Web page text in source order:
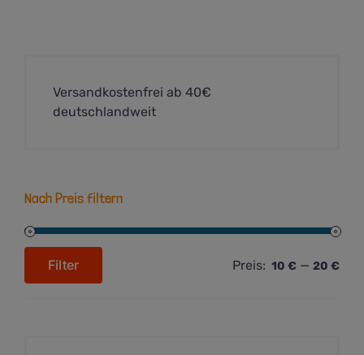
Versandkostenfrei ab 40€
deutschlandweit
Nach Preis filtern
Max.
Filter Preis: 10 € — 20 €